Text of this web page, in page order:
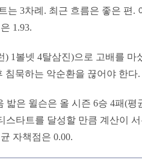
는 3차례. 최근 흐름은 좋은 편.
1.93.
1볼넷 4탈삼진)으로 고배를 마
침묵하는 악순환을 끊어야 한다.
은 윌슨은 올 시즌 6승 4패(평
스타트를 달성할 만큼 계산이
자책점은 0.00.